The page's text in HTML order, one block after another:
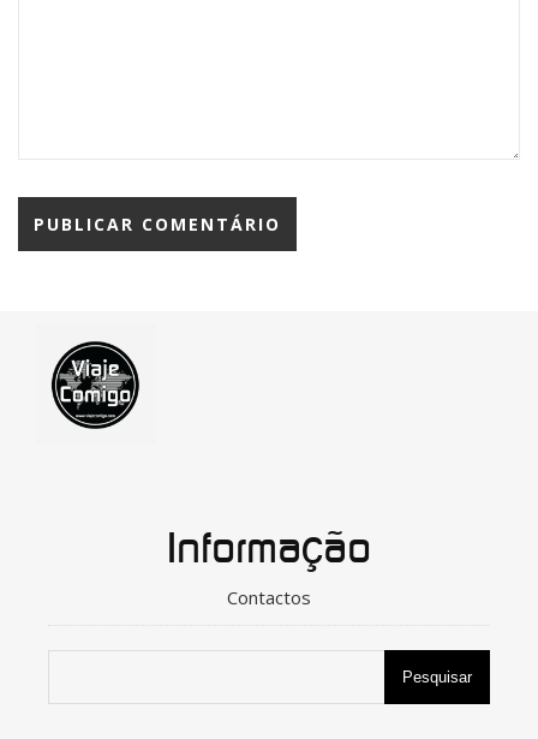
Informação
Contactos
Pesquisar